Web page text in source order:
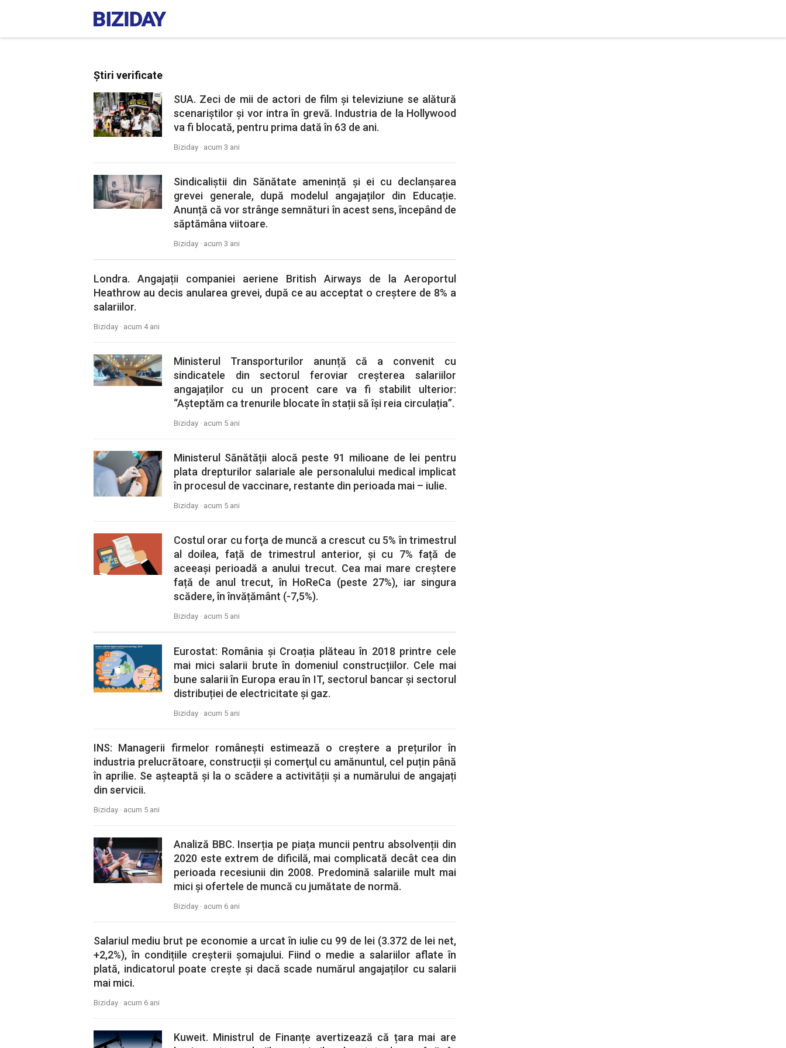
Știri verificate
SUA. Zeci de mii de actori de film și televiziune se alătură
scenariștilor și vor intra în grevă. Industria de la Hollywood
va fi blocată, pentru prima dată în 63 de ani.
Biziday · acum 3 ani
Sindicaliștii din Sănătate amenință și ei cu declanșarea
grevei generale, după modelul angajaților din Educație.
Anunță că vor strânge semnături în acest sens, începând de
săptămâna viitoare.
Biziday · acum 3 ani
Londra. Angajații companiei aeriene British Airways de la Aeroportul
Heathrow au decis anularea grevei, după ce au acceptat o creștere de 8% a
salariilor.
Biziday · acum 4 ani
Ministerul Transporturilor anunță că a convenit cu
sindicatele din sectorul feroviar creșterea salariilor
angajaților cu un procent care va fi stabilit ulterior:
“Așteptăm ca trenurile blocate în stații să își reia circulația”.
Biziday · acum 5 ani
Ministerul Sănătății alocă peste 91 milioane de lei pentru
plata drepturilor salariale ale personalului medical implicat
în procesul de vaccinare, restante din perioada mai – iulie.
Biziday · acum 5 ani
Costul orar cu forţa de muncă a crescut cu 5% în trimestrul
al doilea, față de trimestrul anterior, și cu 7% față de
aceeași perioadă a anului trecut. Cea mai mare creștere
față de anul trecut, în HoReCa (peste 27%), iar singura
scădere, în învățământ (-7,5%).
Biziday · acum 5 ani
Eurostat: România și Croația plăteau în 2018 printre cele
mai mici salarii brute în domeniul construcțiilor. Cele mai
bune salarii în Europa erau în IT, sectorul bancar și sectorul
distribuției de electricitate și gaz.
Biziday · acum 5 ani
INS: Managerii firmelor românești estimează o creștere a prețurilor în
industria prelucrătoare, construcții și comerţul cu amănuntul, cel puțin până
în aprilie. Se așteaptă și la o scădere a activității și a numărului de angajați
din servicii.
Biziday · acum 5 ani
Analiză BBC. Inserția pe piața muncii pentru absolvenții din
2020 este extrem de dificilă, mai complicată decât cea din
perioada recesiunii din 2008. Predomină salariile mult mai
mici și ofertele de muncă cu jumătate de normă.
Biziday · acum 6 ani
Salariul mediu brut pe economie a urcat în iulie cu 99 de lei (3.372 de lei net,
+2,2%), în condițiile creșterii șomajului. Fiind o medie a salariilor aflate în
plată, indicatorul poate crește și dacă scade numărul angajaților cu salarii
mai mici.
Biziday · acum 6 ani
Kuweit. Ministrul de Finanțe avertizează că țara mai are